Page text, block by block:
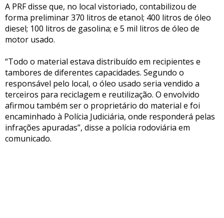
A PRF disse que, no local vistoriado, contabilizou de
forma preliminar 370 litros de etanol; 400 litros de óleo
diesel; 100 litros de gasolina; e 5 mil litros de óleo de
motor usado.
“Todo o material estava distribuído em recipientes e
tambores de diferentes capacidades. Segundo o
responsável pelo local, o óleo usado seria vendido a
terceiros para reciclagem e reutilização. O envolvido
afirmou também ser o proprietário do material e foi
encaminhado à Polícia Judiciária, onde responderá pelas
infrações apuradas”, disse a polícia rodoviária em
comunicado.